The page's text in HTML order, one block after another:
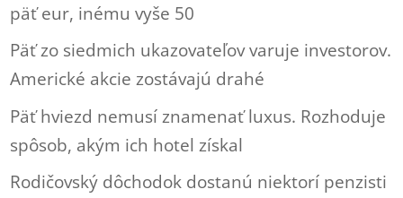
päť eur, inému vyše 50
Päť zo siedmich ukazovateľov varuje investorov.
Americké akcie zostávajú drahé
Päť hviezd nemusí znamenať luxus. Rozhoduje
spôsob, akým ich hotel získal
Rodičovský dôchodok dostanú niektorí penzisti